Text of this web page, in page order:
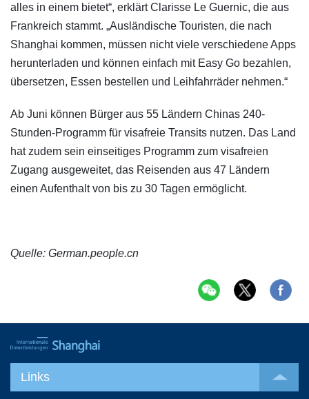
alles in einem bietet“, erklärt Clarisse Le Guernic, die aus
Frankreich stammt. „Ausländische Touristen, die nach
Shanghai kommen, müssen nicht viele verschiedene Apps
herunterladen und können einfach mit Easy Go bezahlen,
übersetzen, Essen bestellen und Leihfahrräder nehmen.“
Ab Juni können Bürger aus 55 Ländern Chinas 240-
Stunden-Programm für visafreie Transits nutzen. Das Land
hat zudem sein einseitiges Programm zum visafreien
Zugang ausgeweitet, das Reisenden aus 47 Ländern
einen Aufenthalt von bis zu 30 Tagen ermöglicht.
Quelle: German.people.cn
Links